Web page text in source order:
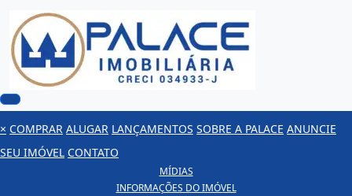
× COMPRAR ALUGAR LANÇAMENTOS SOBRE A PALACE ANUNCIE
SEU IMÓVEL CONTATO
MÍDIAS
INFORMAÇÕES DO IMÓVEL